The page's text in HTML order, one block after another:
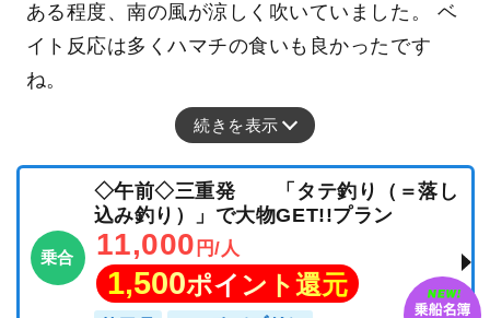
ある程度、南の風が涼しく吹いていました。 ベ
イト反応は多くハマチの食いも良かったです
ね。
続きを表示
乗合
◇午前◇三重発 「タテ釣り（＝落し
込み釣り）」で大物GET!!プラン
11,000 円/人
1,500ポイント還元